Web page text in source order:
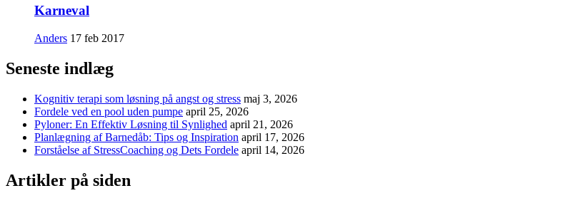
Karneval
Anders 17 feb 2017
Seneste indlæg
Kognitiv terapi som løsning på angst og stress maj 3, 2026
Fordele ved en pool uden pumpe april 25, 2026
Pyloner: En Effektiv Løsning til Synlighed april 21, 2026
Planlægning af Barnedåb: Tips og Inspiration april 17, 2026
Forståelse af StressCoaching og Dets Fordele april 14, 2026
Artikler på siden